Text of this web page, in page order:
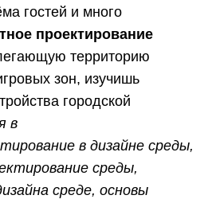
гостей и много
проектирование
территорию
зон, изучишь
городской
в
в дизайне среды,
среды,
среде, основы